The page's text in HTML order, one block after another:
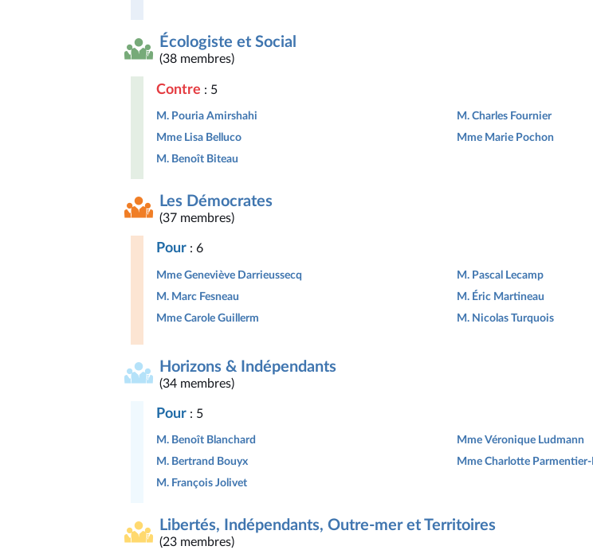
Écologiste et Social
(38 membres)
Contre : 5
M. Pouria Amirshahi
Mme Lisa Belluco
M. Benoît Biteau
M. Charles Fournier
Mme Marie Pochon
Les Démocrates
(37 membres)
Pour : 6
Mme Geneviève Darrieussecq
M. Marc Fesneau
Mme Carole Guillerm
M. Pascal Lecamp
M. Éric Martineau
M. Nicolas Turquois
Horizons & Indépendants
(34 membres)
Pour : 5
M. Benoît Blanchard
M. Bertrand Bouyx
M. François Jolivet
Mme Véronique Ludmann
Mme Charlotte Parmentier-
Libertés, Indépendants, Outre-mer et Territoires
(23 membres)